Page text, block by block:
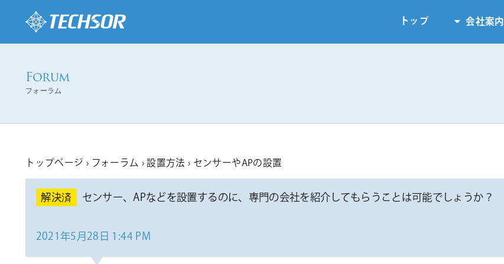
トップ 会社案内
フォーラム
トップページ › フォーラム ›設置方法 › センサーやAPの設置
センサー、APなどを設置するのに、専門の会社を紹介してもらうことは可能でしょうか？
2021年5月28日 1:44 PM